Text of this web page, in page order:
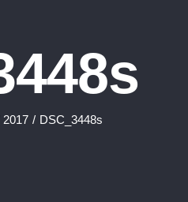
2017 / DSC_3448s